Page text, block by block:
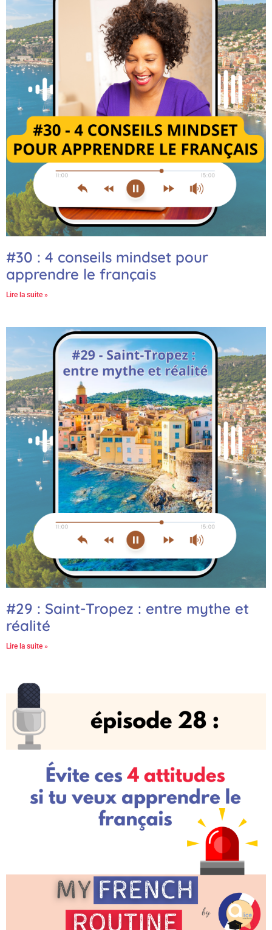
#30 : 4 conseils mindset pour
apprendre le français
Lire la suite »
#29 : Saint-Tropez : entre mythe et
réalité
Lire la suite »